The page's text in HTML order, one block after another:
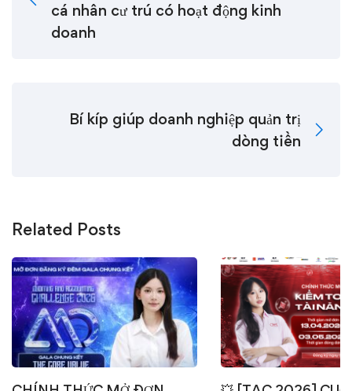
cá nhân cư trú có hoạt động kinh
doanh
Bí kíp giúp doanh nghiệp quản trị
dòng tiền
Related Posts